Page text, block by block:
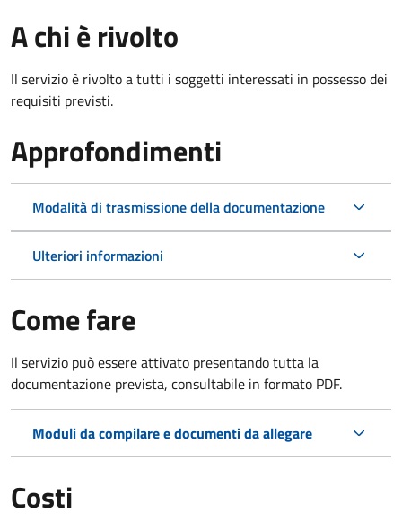
A chi è rivolto
Il servizio è rivolto a tutti i soggetti interessati in possesso dei
requisiti previsti.
Approfondimenti
Modalità di trasmissione della documentazione
Ulteriori informazioni
Come fare
Il servizio può essere attivato presentando tutta la
documentazione prevista, consultabile in formato PDF.
Moduli da compilare e documenti da allegare
Costi